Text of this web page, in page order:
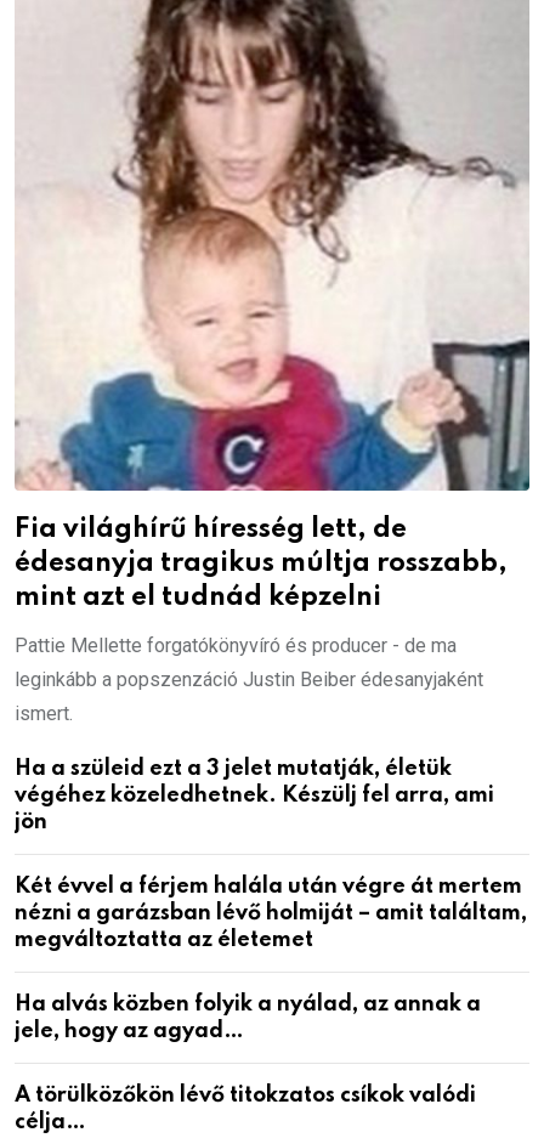
Fia világhírű híresség lett, de
édesanyja tragikus múltja rosszabb,
mint azt el tudnád képzelni
Pattie Mellette forgatókönyvíró és producer - de ma
leginkább a popszenzáció Justin Beiber édesanyjaként
ismert.
Ha a szüleid ezt a 3 jelet mutatják, életük
végéhez közeledhetnek. Készülj fel arra, ami
jön
Két évvel a férjem halála után végre át mertem
nézni a garázsban lévő holmiját – amit találtam,
megváltoztatta az életemet
Ha alvás közben folyik a nyálad, az annak a
jele, hogy az agyad…
A törülközőkön lévő titokzatos csíkok valódi
célja…